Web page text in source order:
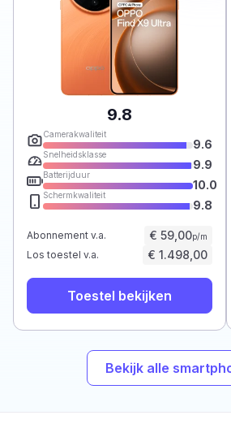
9.8
Camerakwaliteit
9.6
Snelheidsklasse
9.9
Batterijduur
10.0
Schermkwaliteit
9.8
Abonnement v.a. € 59,00p/m
Los toestel v.a. € 1.498,00
Toestel bekijken
Bekijk alle